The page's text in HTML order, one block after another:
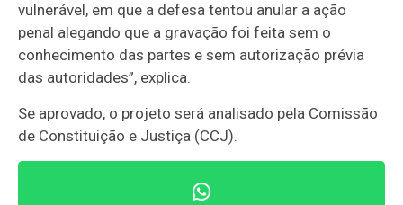
vulnerável, em que a defesa tentou anular a ação
penal alegando que a gravação foi feita sem o
conhecimento das partes e sem autorização prévia
das autoridades”, explica.
Se aprovado, o projeto será analisado pela Comissão
de Constituição e Justiça (CCJ).